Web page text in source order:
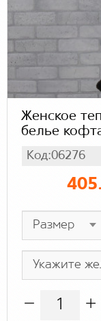
Женское
белье
рукавом и
колумбия
голубой,
шерсть 20%
Код:06276